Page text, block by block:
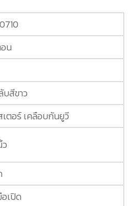
น
บสีขาว
เตอร์ เคลือบกันยูวี
เปิด